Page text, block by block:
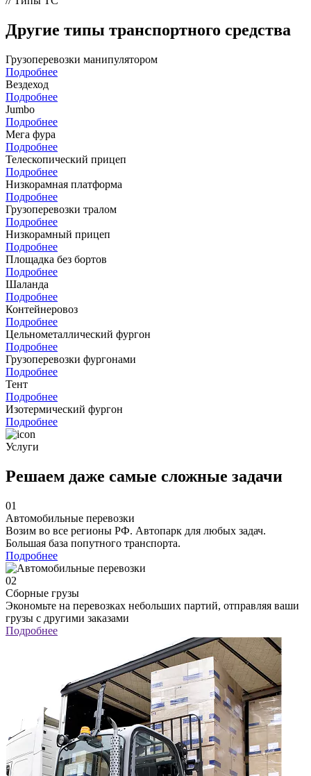
Другие типы транспортного средства
Грузоперевозки манипулятором
Подробнее
Вездеход
Подробнее
Jumbo
Подробнее
Мега фура
Подробнее
Телескопический прицеп
Подробнее
Низкорамная платформа
Подробнее
Грузоперевозки тралом
Подробнее
Низкорамный прицеп
Подробнее
Площадка без бортов
Подробнее
Шаланда
Подробнее
Контейнеровоз
Подробнее
Цельнометаллический фургон
Подробнее
Грузоперевозки фургонами
Подробнее
Тент
Подробнее
Изотермический фургон
Подробнее
Услуги
Решаем даже самые сложные задачи
01
Автомобильные перевозки
Возим во все регионы РФ. Автопарк для любых задач.
Большая база попутного транспорта.
Подробнее
02
Сборные грузы
Экономьте на перевозках небольших партий, отправляя ваши
грузы с другими заказами
Подробнее